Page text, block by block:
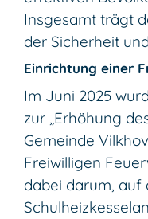
Insgesamt trägt
der Sicherheit
Einrichtung einer
Im Juni 2025
zur „Erhöhung
Gemeinde
Freiwilligen
dabei darum, auf